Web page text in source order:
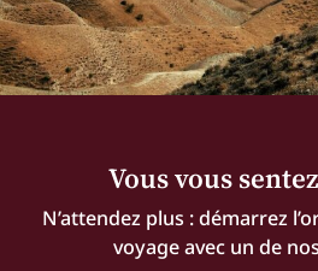
Vous vous
N’attendez plus : démarrez
voyage avec un de